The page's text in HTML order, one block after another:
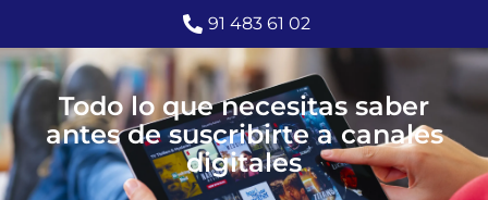
91 483 61 02
Todo lo que necesitas saber
antes de suscribirte a canales
digitales